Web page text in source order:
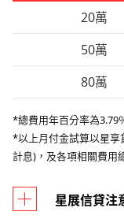
20萬
50萬
80萬
*總費用年百分率為3.79
*以上月付金試算以星享
計息)，及各項相關費用
星展信貸注